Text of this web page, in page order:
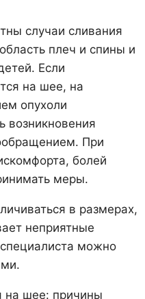
случаи сливания
плеч и спины и
Если
на шее, на
опухоли
возникновения
При
болей
меры.
в размерах,
неприятные
можно